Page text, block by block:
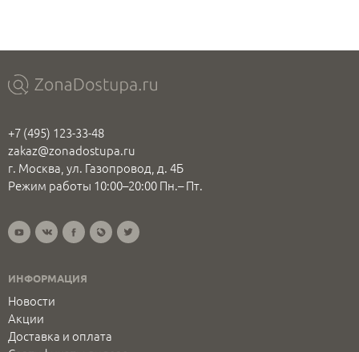
+7 (495) 123-33-48
zakaz@zonadostupa.ru
г. Москва, ул. Газопровод, д. 4Б
Режим работы 10:00–20:00 Пн.– Пт.
ИНФОРМАЦИЯ
Новости
Акции
Доставка и оплата